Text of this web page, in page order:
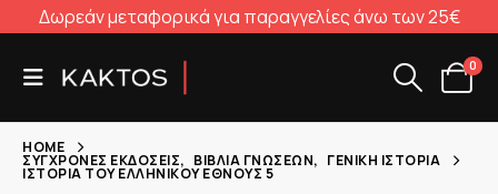
Δωρεάν μεταφορικά για παραγγελίες άνω των 25€
0
HOME
ΣΎΓΧΡΟΝΕΣ ΕΚΔΌΣΕΙΣ, ΒΙΒΛΊΑ ΓΝΏΣΕΩΝ, ΓΕΝΙΚΉ ΙΣΤΟΡΊΑ
ΙΣΤΟΡΊΑ ΤΟΥ ΕΛΛΗΝΙΚΟΎ ΈΘΝΟΥΣ 5